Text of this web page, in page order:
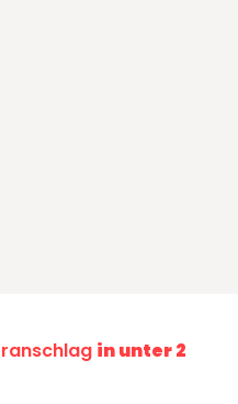
in unter 2